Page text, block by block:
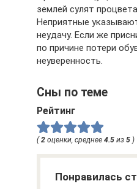
землей сулят
Неприятные
неудачу. Если же
по причине потери
неуверенность.
Сны по теме
Рейтинг
( 2 оценки, среднее 4.5 из 5 )
Понравилась